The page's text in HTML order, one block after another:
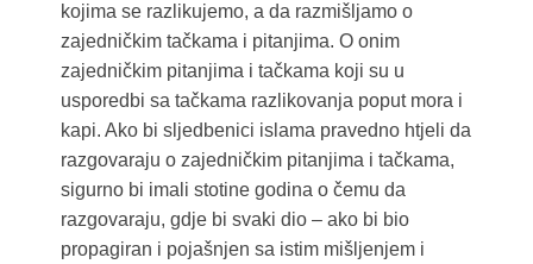
kojima se razlikujemo, a da razmišljamo o
zajedničkim tačkama i pitanjima. O onim
zajedničkim pitanjima i tačkama koji su u
usporedbi sa tačkama razlikovanja poput mora i
kapi. Ako bi sljedbenici islama pravedno htjeli da
razgovaraju o zajedničkim pitanjima i tačkama,
sigurno bi imali stotine godina o čemu da
razgovaraju, gdje bi svaki dio – ako bi bio
propagiran i pojašnjen sa istim mišljenjem i